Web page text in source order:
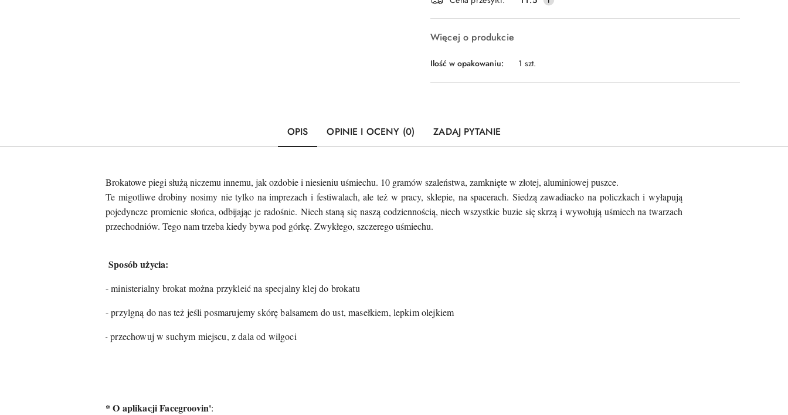
dostawa
Więcej o produkcie
Ilość w opakowaniu: 1 szt.
OPIS OPINIE I OCENY (0) ZADAJ PYTANIE
Brokatowe piegi służą niczemu innemu, jak ozdobie i niesieniu uśmiechu. 10 gramów szaleństwa, zamknięte w złotej, aluminiowej puszce.
Te migotliwedrobiny nosimy nie tylko na imprezach i festiwalach, ale też w pracy, sklepie, naspacerach. Siedzą zawadiacko na policzkach i wyłapują
pojedyncze promienie słońca, odbijając je radośnie. Niech staną się naszą codziennością, niech wszystkie buzie się skrzą i wywołują uśmiech na twarzach
przechodniów. Tego nam trzeba kiedy bywa pod górkę. Zwykłego, szczerego uśmiechu.
Sposób użycia:
-ministerialny brokat można przykleić na specjalny klej do brokatu
- przylgną donas też jeśli posmarujemy skórę balsamem do ust, masełkiem, lepkim olejkiem
-przechowuj w suchym miejscu, z dala od wilgoci
* O aplikacji Facegroovin':